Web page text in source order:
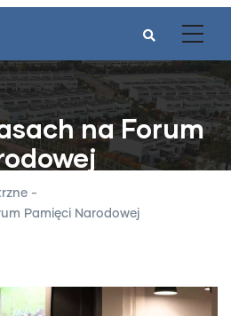
na Forum
-
Pamięci Narodowej